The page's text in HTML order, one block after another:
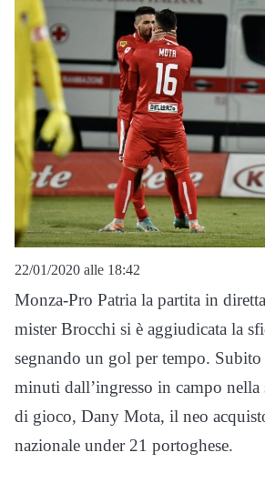
22/01/2020 alle 18:42
Monza-Pro Patria la partita in
mister Brocchi si è aggiudicata la
segnando un gol per tempo.
minuti dall’ingresso in campo nella
di gioco, Dany Mota, il neo
nazionale under 21 portoghese.